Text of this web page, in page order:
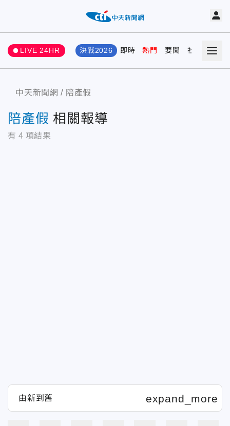
LIVE 24HR 決戰2026 即時 熱門 要聞 社會 娛樂
中天新聞網 陪產假
陪產假 相關報導
有 4 項結果